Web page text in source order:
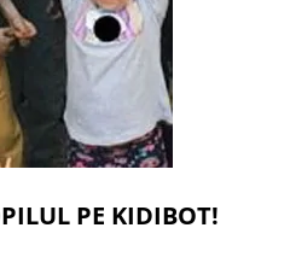
PE KIDIBOT!